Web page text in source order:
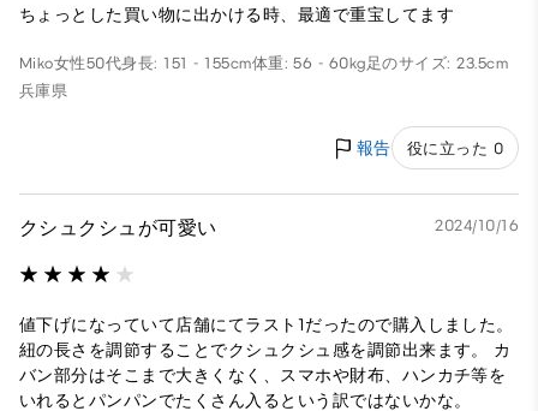
ちょっとした買い物に出かける時、最適で重宝してます
Miko女性50代身長: 151 - 155cm体重: 56 - 60kg足のサイズ: 23.5cm
兵庫県
報告 役に立った 0
クシュクシュが可愛い 2024/10/16
値下げになっていて店舗にてラスト1だったので購入しました。
紐の長さを調節することでクシュクシュ感を調節出来ます。 カ
バン部分はそこまで大きくなく、スマホや財布、ハンカチ等を
いれるとパンパンでたくさん入るという訳ではないかな。